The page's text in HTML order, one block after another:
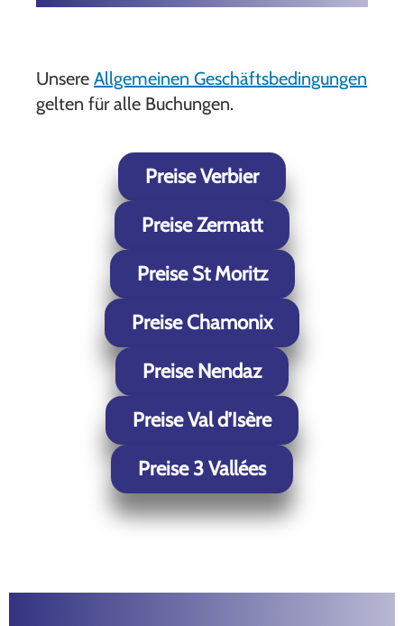
Unsere Allgemeinen Geschäftsbedingungen
gelten für alle Buchungen.
Preise Verbier
Preise Zermatt
Preise St Moritz
Preise Chamonix
Preise Nendaz
Preise Val d’Isère
Preise 3 Vallées